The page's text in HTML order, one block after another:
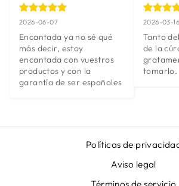
2026-06-07
Encantada ya no sé qué
más decir, estoy
encantada con vuestros
productos y con la
garantía de ser españoles
2026-03-16
Tanto
de la
tomarlo.
Políticas de
Aviso legal
Términos de servicio